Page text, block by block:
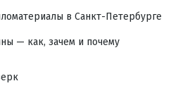
в Санкт-Петербурге
— как, зачем и почему